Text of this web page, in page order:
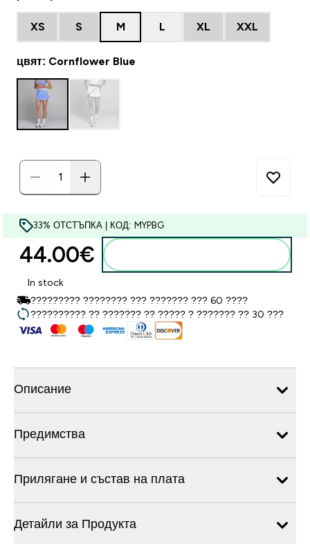
XS S M L XL XXL
цвят: Cornflower Blue
33% ОТСТЪПКА | КОД: MYPBG
44.00€‎
In stock
????????? ???????? ??? ??????? ??? 60 ????
?????????? ?? ??????? ?? ????? ? ??????? ?? 30 ???
Описание
Предимства
Прилягане и състав на плата
Детайли за Продукта